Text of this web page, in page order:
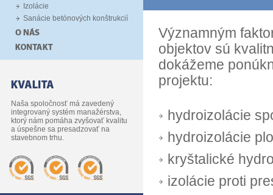
Izolácie
Sanácie betónových konštrukcií
Naša spoločnosť má zavedený
integrovaný systém manažérstva,
ktorý nám pomáha zvyšovať kvalitu
a úspešne sa presadzovať na
stavebnom trhu.
Významným
objektov sú
dokážeme
projektu:
hydroizolácie
hydroizolácie
kryštalické
izolácie proti